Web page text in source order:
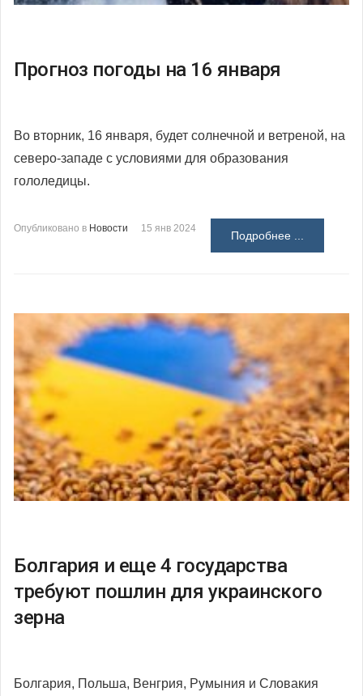
Прогноз погоды на 16 января
Во вторник, 16 января, будет солнечной и ветреной, на
северо-западе с условиями для образования
гололедицы.
Опубликовано в Новости 15 янв 2024
Подробнее ...
Болгария и еще 4 государства
требуют пошлин для украинского
зерна
Болгария, Польша, Венгрия, Румыния и Словакия